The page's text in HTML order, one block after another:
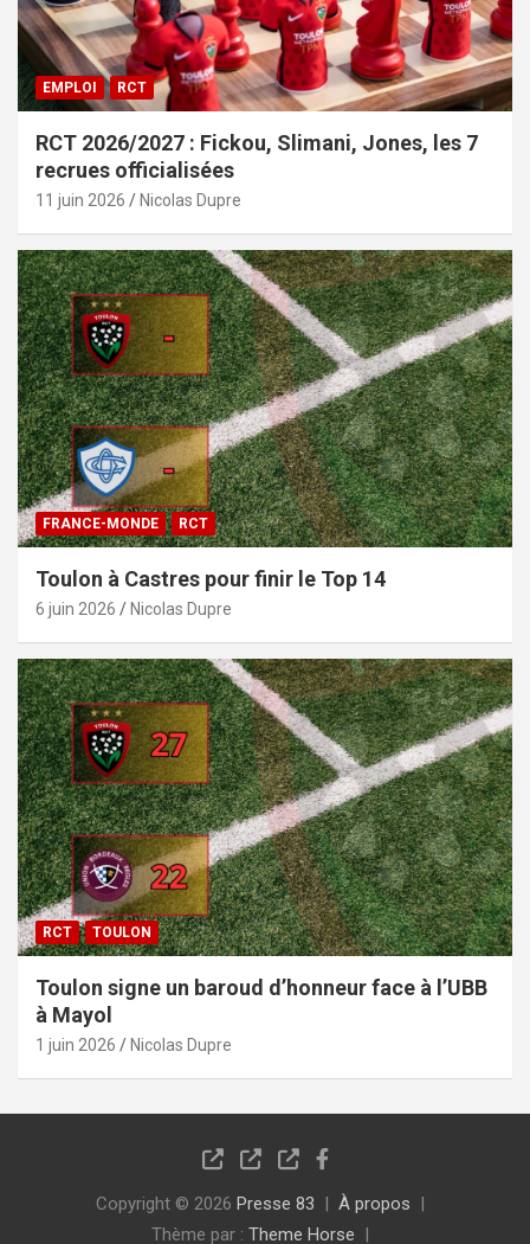
EMPLOI RCT
RCT 2026/2027 : Fickou, Slimani, Jones, les 7
recrues officialisées
11 juin 2026 Nicolas Dupre
FRANCE-MONDE RCT
Toulon à Castres pour finir le Top 14
6 juin 2026 Nicolas Dupre
RCT TOULON
Toulon signe un baroud d’honneur face à l’UBB
à Mayol
1 juin 2026 Nicolas Dupre
Copyright © 2026 Presse 83
À propos
Thème par : Theme Horse